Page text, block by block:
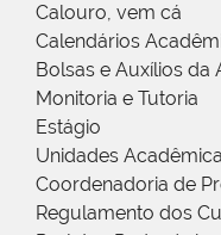
Calouro, vem cá
Calendários
Bolsas e Auxílios da
Monitoria e Tutoria
Estágio
Unidades
Coordenadoria de
Regulamento dos